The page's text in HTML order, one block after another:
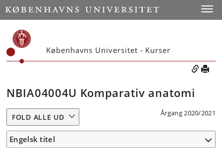
Københavns Universitet - Kurser
NBIA04004U Komparativ anatomi
Årgang 2020/2021
FOLD ALLE UD
Engelsk titel